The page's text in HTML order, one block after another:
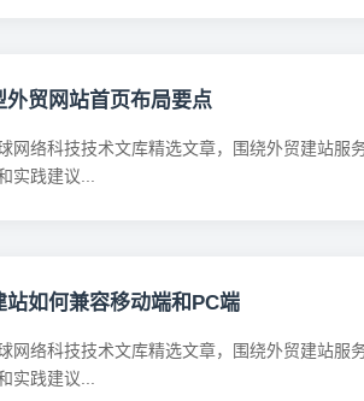
外贸网站首页布局要点
网络科技技术文库精选文章，围绕外贸建站服
实践建议...
站如何兼容移动端和PC端
网络科技技术文库精选文章，围绕外贸建站服
实践建议...